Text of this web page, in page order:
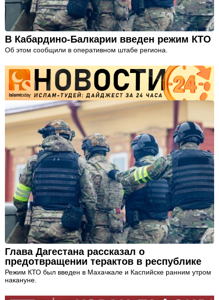
В Кабардино-Балкарии введен режим КТО
Об этом сообщили в оперативном штабе региона.
Глава Дагестана рассказал о
предотвращении терактов в республике
Режим КТО был введен в Махачкале и Каспийске ранним утром
накануне.